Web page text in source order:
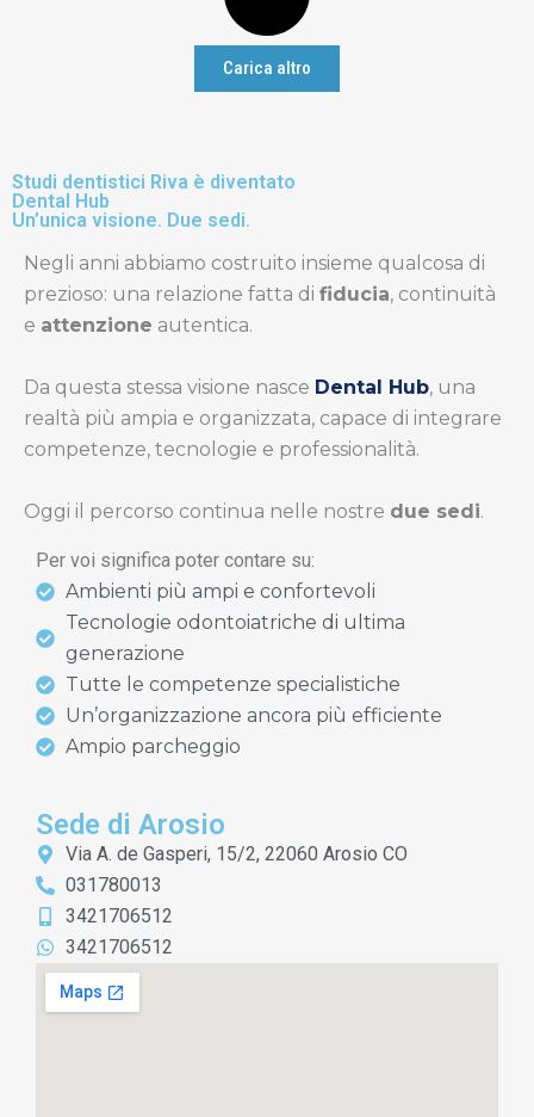
Carica altro
Studi dentistici Riva è diventato
Dental Hub
Un’unica visione. Due sedi.
Negli anni abbiamo costruito insieme qualcosa di
prezioso: una relazione fatta di fiducia, continuità
e attenzione autentica.
Da questa stessa visione nasce Dental Hub, una
realtà più ampia e organizzata, capace di integrare
competenze, tecnologie e professionalità.
Oggi il percorso continua nelle nostre due sedi.
Per voi significa poter contare su:
Ambienti più ampi e confortevoli
Tecnologie odontoiatriche di ultima
generazione
Tutte le competenze specialistiche
Un’organizzazione ancora più efficiente
Ampio parcheggio
Sede di Arosio
Via A. de Gasperi, 15/2, 22060 Arosio CO
031780013
3421706512
3421706512